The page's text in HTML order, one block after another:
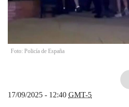
Foto: Policía de España
17/09/2025 - 12:40 GMT-5